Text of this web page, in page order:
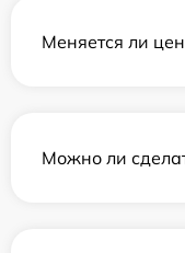
Меняется ли
Можно ли